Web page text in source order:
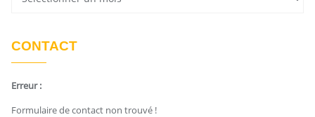
CONTACT
Erreur :
Formulaire de contact non trouvé !